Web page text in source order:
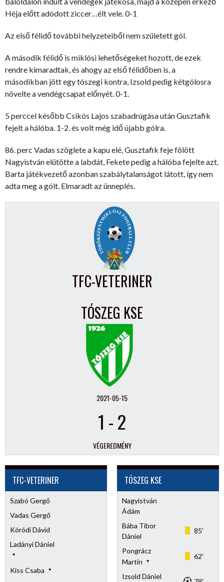
Héja előtt adódott ziccer…élt vele. 0-1
Az első félidő további helyzeteiből nem született gól.
A második félidő is miklósi lehetőségeket hozott, de ezek
rendre kimaradtak, és ahogy az első félidőben is, a
másodikban jött egy tószegi kontra, Izsold pedig kétgólosra
növelte a vendégcsapat előnyét. 0-1.
5 perccel később Csikós Lajos szabadrúgása után Gusztafik
fejelt a hálóba. 1-2. és volt még idő újabb gólra.
86. perc Vadas szöglete a kapu elé, Gusztafik feje fölött
Nagyistván elütötte a labdát, Fekete pedig a hálóba fejelte azt.
Barta játékvezető azonban szabálytalanságot látott, így nem
adta meg a gólt. Elmaradt az ünneplés.
TFC-VETERINER
TÓSZEG KSE
2021-05-15
1 -2
VÉGEREDMÉNY
TFC-VETERINER
Szabó Gergő
Vadas Gergő
Kóródi Dávid
Ladányi Dániel
Kiss Csaba
TÓSZEG KSE
Nagyistván
Ádám
Bába Tibor
Dániel
85'
Pongrácz
Martin
62'
Izsold Dániel